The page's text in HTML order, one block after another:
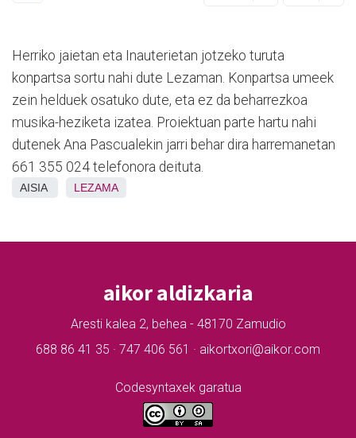
Herriko jaietan eta Inauterietan jotzeko turuta
konpartsa sortu nahi dute Lezaman. Konpartsa umeek
zein helduek osatuko dute, eta ez da beharrezkoa
musika-heziketa izatea. Proiektuan parte hartu nahi
dutenek Ana Pascualekin jarri behar dira harremanetan
661 355 024 telefonora deituta.
AISIA LEZAMA
aikor aldizkaria
Aresti kalea 2, behea - 48170 Zamudio
688 86 41 35 · 747 406 561 · aikortxori@aikor.com
Codesyntaxek garatua